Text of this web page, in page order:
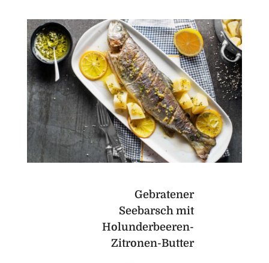
Gebratener
Seebarsch mit
Holunderbeeren-
Zitronen-Butter